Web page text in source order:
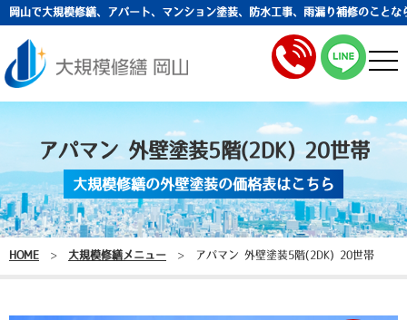
岡山で大規模修繕、アパート、マンション塗装、防水工事、雨漏り補修のことな
アパマン 外壁塗装5階(2DK) 20世帯
大規模修繕の外壁塗装の価格表はこちら
HOME > 大規模修繕メニュー > アパマン 外壁塗装5階(2DK) 20世帯